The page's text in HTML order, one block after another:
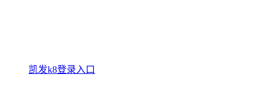
凯发k8登录入口